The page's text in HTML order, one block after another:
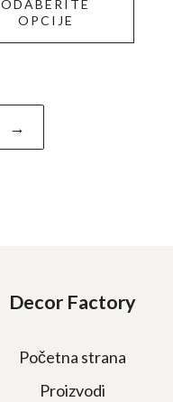
ODABERITE
OPCIJE
→
Decor Factory
Početna strana
Proizvodi